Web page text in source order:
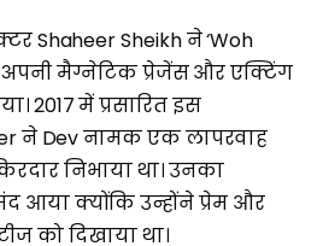
Shaheer Sheikh ने ‘Woh
अपनी मैग्नेटिक प्रेजेंस और एक्टिंग
2017 में प्रसारित इस
ने Dev नामक एक लापरवाह
निभाया था। उनका
आया क्योंकि उन्होंने प्रेम और
को दिखाया था।